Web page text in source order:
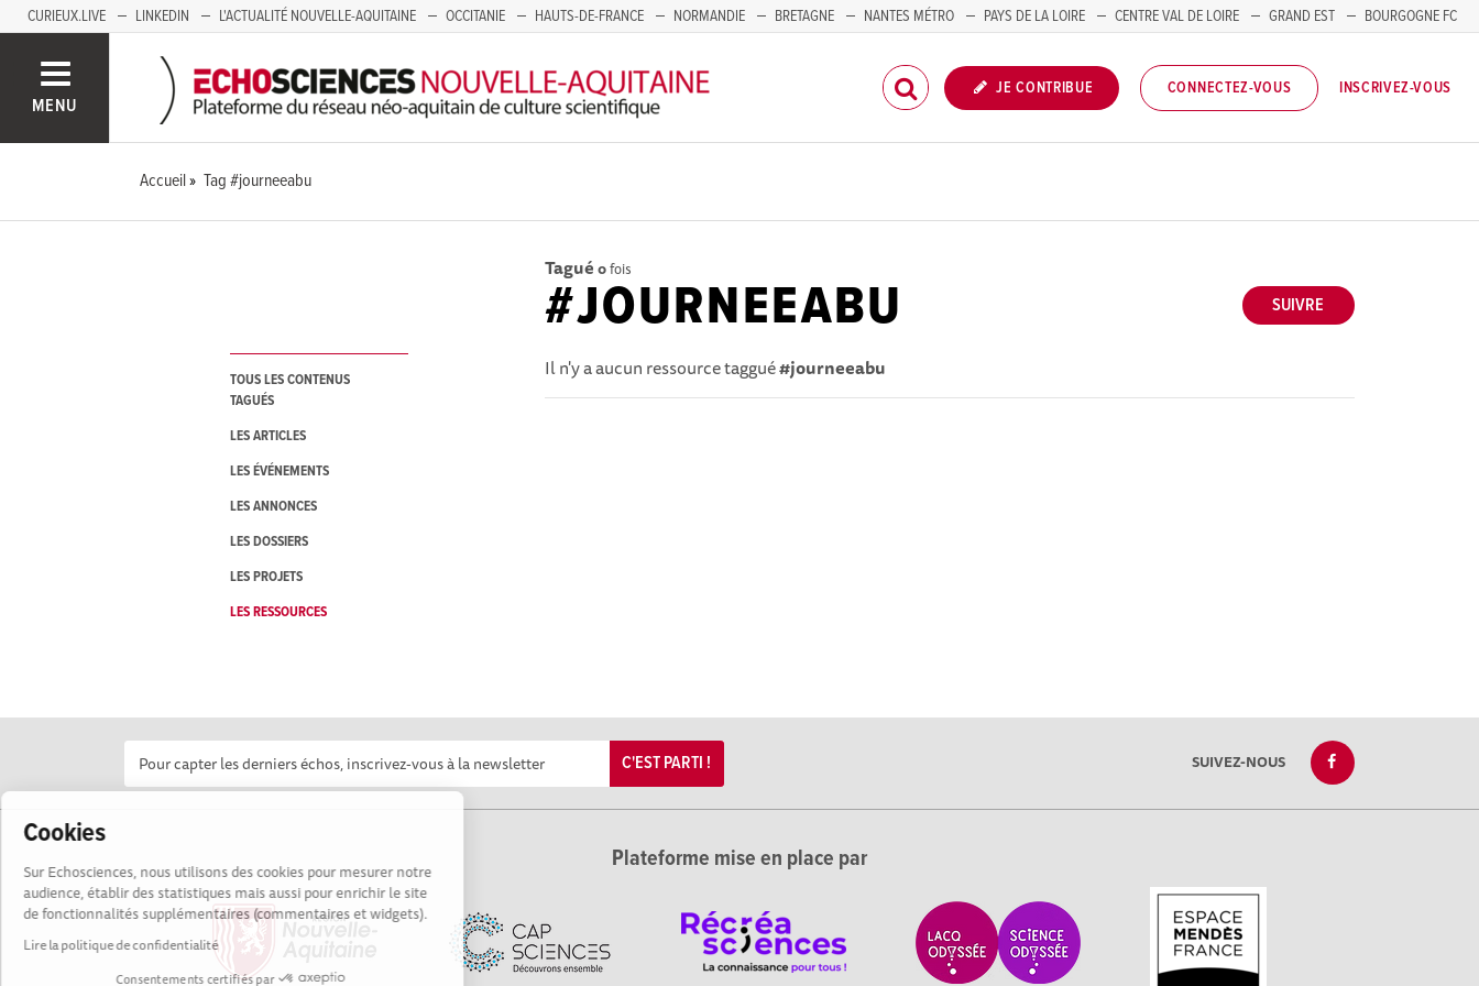
Cookies
Sur Echosciences, nous utilisons des cookies pour mesurer notre
audience, établir des statistiques mais aussi pour enrichir le site
de fonctionnalités supplémentaires (commentaires et widgets).
Lire la politique de confidentialité
Consentements certifiés par
CURIEUX.LIVE LINKEDIN L'ACTUALITÉ NOUVELLE-AQUITAINE OCCITANIE HAUTS-DE-FRANCE NORMANDIE BRETAGNE NANTES MÉTRO PAYS DE LA LOIRE CENTRE VAL DE LOIRE GRAND EST
BOURGOGNE FC
MENU
JE CONTRIBUE CONNECTEZ-VOUS INSCRIVEZ-VOUS
Accueil Tag #journeeabu
TOUS LES CONTENUS
TAGUÉS
LES ARTICLES
LES ÉVÉNEMENTS
LES ANNONCES
LES DOSSIERS
LES PROJETS
LES RESSOURCES
Tagué 0fois
SUIVRE
#JOURNEEABU
Il n'y a aucun ressource taggué#journeeabu
C'EST PARTI ! SUIVEZ-NOUS
Plateforme mise en place par